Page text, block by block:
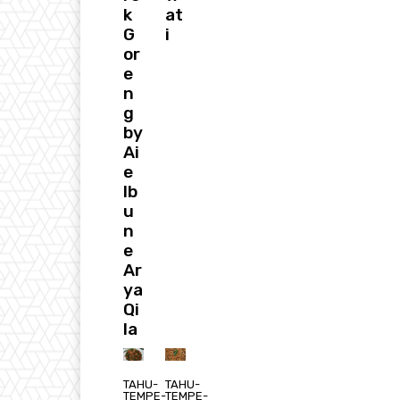
k
G
or
e
n
g
by
Ai
e
Ib
u
n
e
Ar
ya
Qi
la
at
i
TAHU-
TEMPE-
TAHU-
TEMPE-